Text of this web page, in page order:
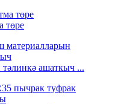
төре
ашаткыч ...